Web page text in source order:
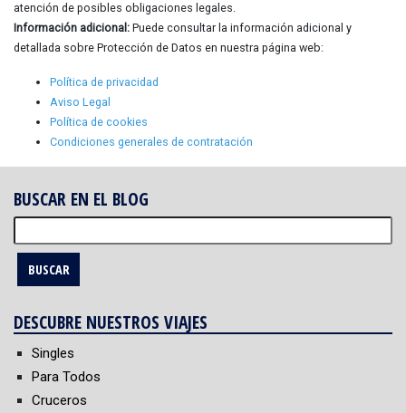
atención de posibles obligaciones legales.
Información adicional: Puede consultar la información adicional y
detallada sobre Protección de Datos en nuestra página web:
Política de privacidad
Aviso Legal
Política de cookies
Condiciones generales de contratación
BUSCAR EN EL BLOG
DESCUBRE NUESTROS VIAJES
Singles
Para Todos
Cruceros